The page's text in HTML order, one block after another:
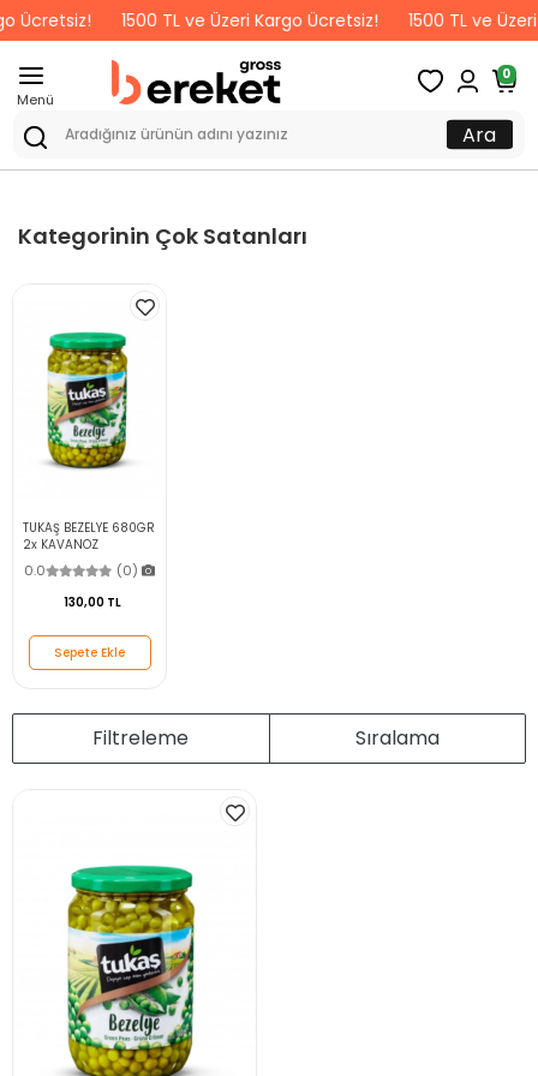
Ücretsiz! 1500 TL ve Üzeri Kargo Ücretsiz! 1500 TL ve
Menü
0
Ara
Kategorinin Çok Satanları
TUKAŞ BEZELYE 680GR
2x KAVANOZ
0.0 (0)
130,00 TL
Sepete Ekle
Filtreleme Sıralama